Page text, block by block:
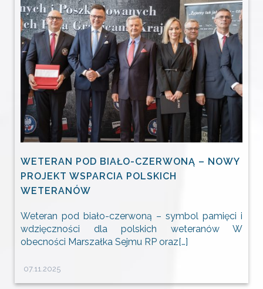
WETERAN POD BIAŁO-CZERWONĄ – NOWY
PROJEKT WSPARCIA POLSKICH
WETERANÓW
Weteran pod biało-czerwoną – symbol pamięci i
wdzięczności dla polskich weteranów W
obecności Marszałka Sejmu RP oraz[…]
07.11.2025